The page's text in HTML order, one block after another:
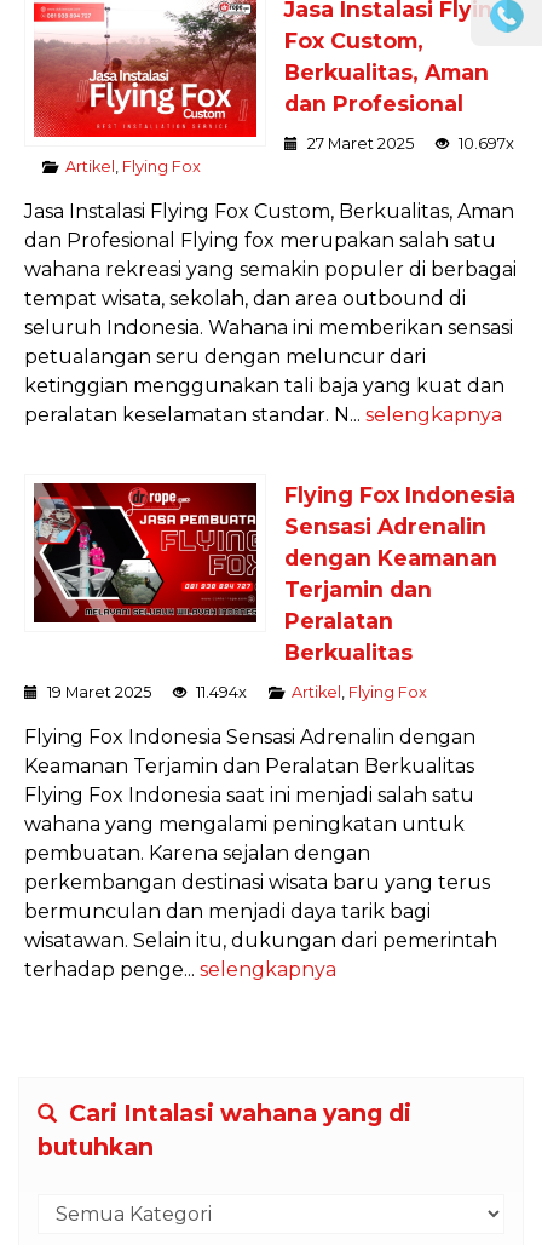
Jasa Instalasi Flying
Fox Custom,
Berkualitas, Aman
dan Profesional
27 Maret 2025
10.697x
Artikel
Flying Fox
Jasa Instalasi Flying Fox Custom, Berkualitas, Aman
dan Profesional Flying fox merupakan salah satu
wahana rekreasi yang semakin populer di berbagai
tempat wisata, sekolah, dan area outbound di
seluruh Indonesia. Wahana ini memberikan sensasi
petualangan seru dengan meluncur dari
ketinggian menggunakan tali baja yang kuat dan
peralatan keselamatan standar. N... selengkapnya
Flying Fox Indonesia
Sensasi Adrenalin
dengan Keamanan
Terjamin dan
Peralatan
Berkualitas
19 Maret 2025 11.494x Artikel Flying Fox
Flying Fox Indonesia Sensasi Adrenalin dengan
Keamanan Terjamin dan Peralatan Berkualitas
Flying Fox Indonesia saat ini menjadi salah satu
wahana yang mengalami peningkatan untuk
pembuatan. Karena sejalan dengan
perkembangan destinasi wisata baru yang terus
bermunculan dan menjadi daya tarik bagi
wisatawan. Selain itu, dukungan dari pemerintah
terhadap penge... selengkapnya
Cari Intalasi wahana yang di
butuhkan